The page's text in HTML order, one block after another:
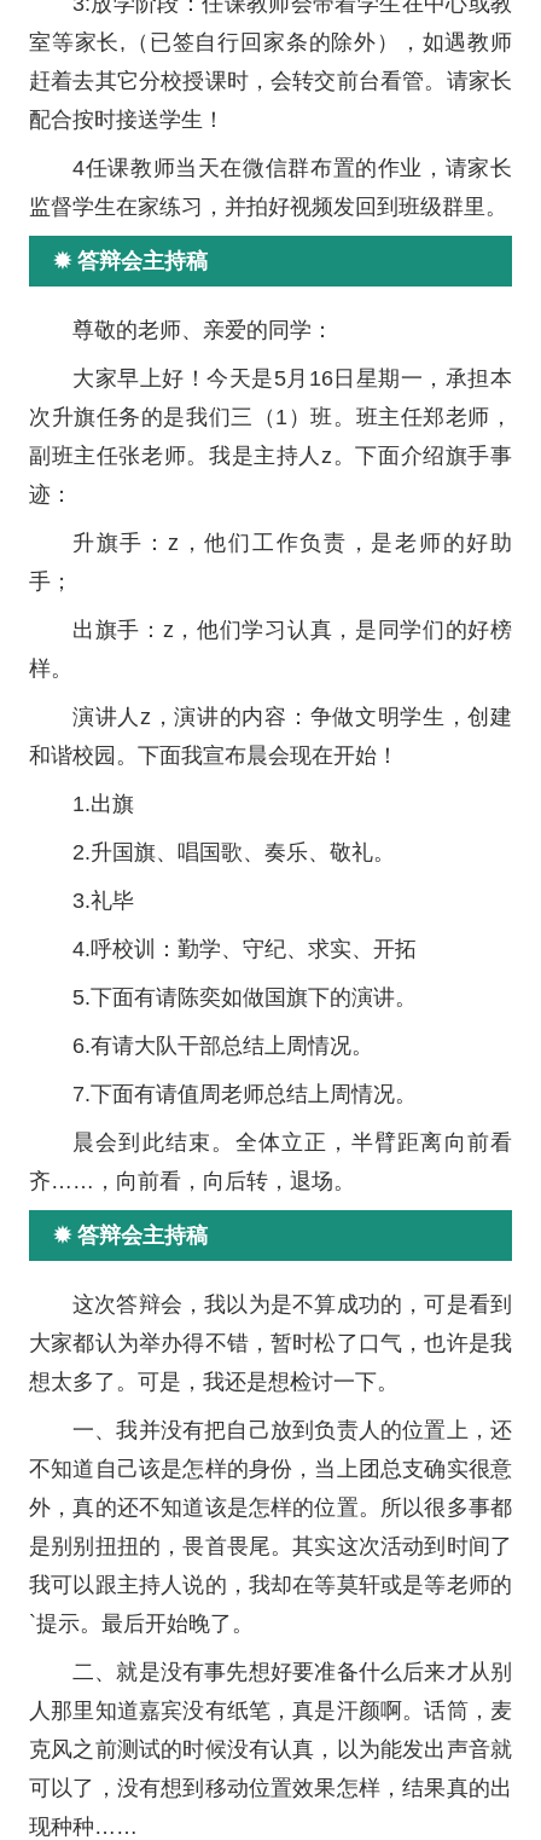
室等家长,（已签自行回家条的除外），如遇教师
赶着去其它分校授课时，会转交前台看管。请家长
配合按时接送学生！
4任课教师当天在微信群布置的作业，请家长
监督学生在家练习，并拍好视频发回到班级群里。
✹ 答辩会主持稿
尊敬的老师、亲爱的同学：
大家早上好！今天是5月16日星期一，承担本
次升旗任务的是我们三（1）班。班主任郑老师，
副班主任张老师。我是主持人z。下面介绍旗手事
迹：
升旗手：z，他们工作负责，是老师的好助
手；
出旗手：z，他们学习认真，是同学们的好榜
样。
演讲人z，演讲的内容：争做文明学生，创建
和谐校园。下面我宣布晨会现在开始！
1.出旗
2.升国旗、唱国歌、奏乐、敬礼。
3.礼毕
4.呼校训：勤学、守纪、求实、开拓
5.下面有请陈奕如做国旗下的演讲。
6.有请大队干部总结上周情况。
7.下面有请值周老师总结上周情况。
晨会到此结束。全体立正，半臂距离向前看
齐……，向前看，向后转，退场。
✹ 答辩会主持稿
这次答辩会，我以为是不算成功的，可是看到
大家都认为举办得不错，暂时松了口气，也许是我
想太多了。可是，我还是想检讨一下。
一、我并没有把自己放到负责人的位置上，还
不知道自己该是怎样的身份，当上团总支确实很意
外，真的还不知道该是怎样的位置。所以很多事都
是别别扭扭的，畏首畏尾。其实这次活动到时间了
我可以跟主持人说的，我却在等莫轩或是等老师的
`提示。最后开始晚了。
二、就是没有事先想好要准备什么后来才从别
人那里知道嘉宾没有纸笔，真是汗颜啊。话筒，麦
克风之前测试的时候没有认真，以为能发出声音就
可以了，没有想到移动位置效果怎样，结果真的出
现种种……